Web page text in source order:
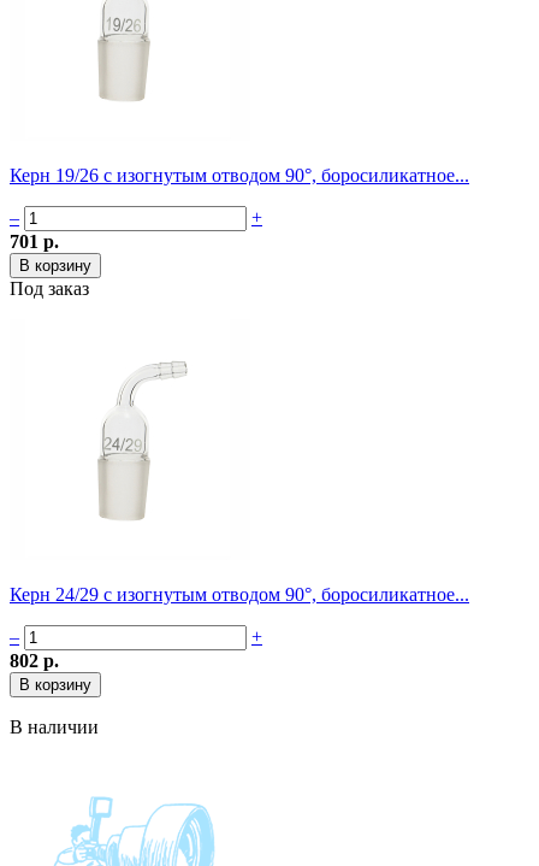
Керн 19/26 с изогнутым отводом 90°, боросиликатное...
–
+
701 р.
Под заказ
Керн 24/29 с изогнутым отводом 90°, боросиликатное...
–
+
802 р.
В наличии